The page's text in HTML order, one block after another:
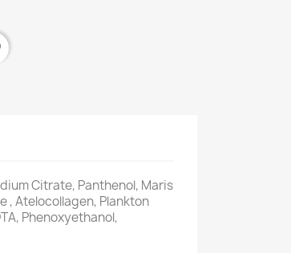
Citrate, Panthenol, Maris
, Atelocollagen, Plankton
Phenoxyethanol,